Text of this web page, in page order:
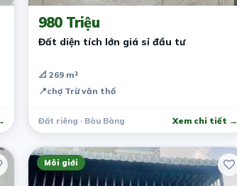
980 Triệu
Đất diện tích lớn giá sỉ đầu tư
📐 269 m²
📍chợ Trừ văn thố
Đất riêng · Bàu Bàng Xem chi tiết →
Môi giới